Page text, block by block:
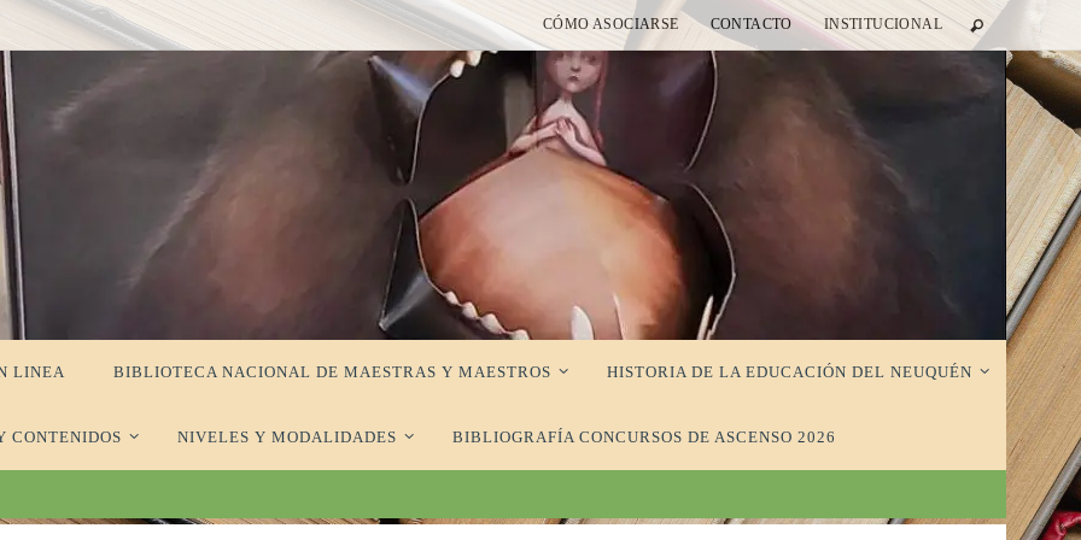
CÓMO ASOCIARSE CONTACTO INSTITUCIONAL
LINEA BIBLIOTECA NACIONAL DE MAESTRAS Y MAESTROS HISTORIA DE LA EDUCACIÓN DEL NEUQUÉN
CONTENIDOS NIVELES Y MODALIDADES BIBLIOGRAFÍA CONCURSOS DE ASCENSO 2026